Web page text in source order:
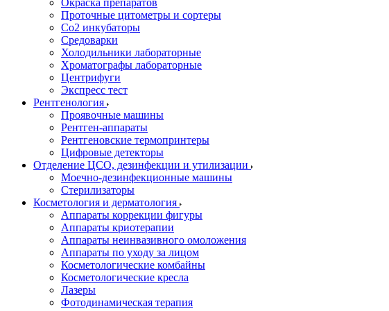
Окраска препаратов
Проточные цитометры и сортеры
Со2 инкубаторы
Средоварки
Холодильники лабораторные
Хроматографы лабораторные
Центрифуги
Экспресс тест
Рентгенология
Проявочные машины
Рентген-аппараты
Рентгеновские термопринтеры
Цифровые детекторы
Отделение ЦСО, дезинфекции и утилизации
Моечно-дезинфекционные машины
Стерилизаторы
Косметология и дерматология
Аппараты коррекции фигуры
Аппараты криотерапии
Аппараты неинвазивного омоложения
Аппараты по уходу за лицом
Косметологические комбайны
Косметологические кресла
Лазеры
Фотодинамическая терапия